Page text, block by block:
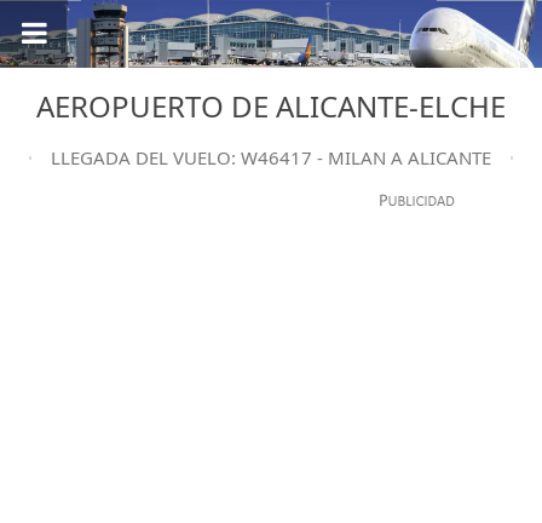
AEROPUERTO DE ALICANTE-ELCHE
LLEGADA DEL VUELO: W46417 - MILAN A ALICANTE